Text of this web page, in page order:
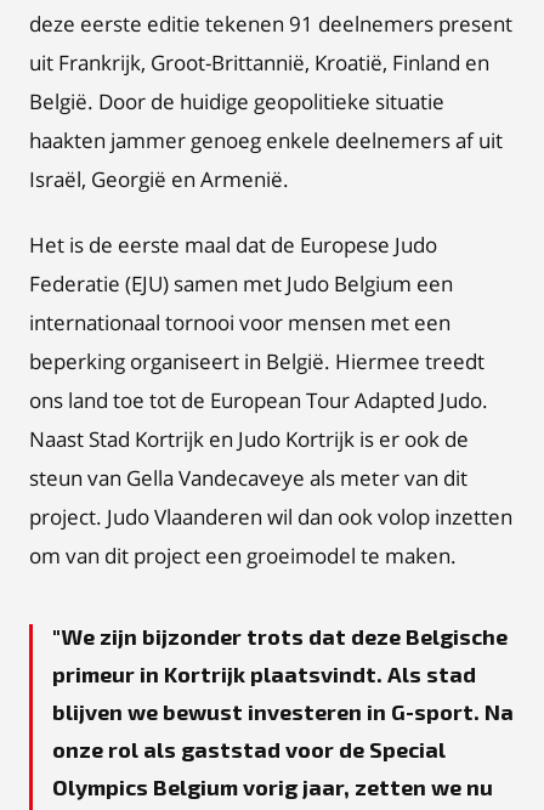
deze eerste editie tekenen 91 deelnemers present
uit Frankrijk, Groot-Brittannië, Kroatië, Finland en
België. Door de huidige geopolitieke situatie
haakten jammer genoeg enkele deelnemers af uit
Israël, Georgië en Armenië.
Het is de eerste maal dat de Europese Judo
Federatie (EJU) samen met Judo Belgium een
internationaal tornooi voor mensen met een
beperking organiseert in België. Hiermee treedt
ons land toe tot de European Tour Adapted Judo.
Naast Stad Kortrijk en Judo Kortrijk is er ook de
steun van Gella Vandecaveye als meter van dit
project. Judo Vlaanderen wil dan ook volop inzetten
om van dit project een groeimodel te maken.
We zijn bijzonder trots dat deze Belgische
primeur in Kortrijk plaatsvindt. Als stad
blijven we bewust investeren in G-sport. Na
onze rol als gaststad voor de Special
Olympics Belgium vorig jaar, zetten we nu